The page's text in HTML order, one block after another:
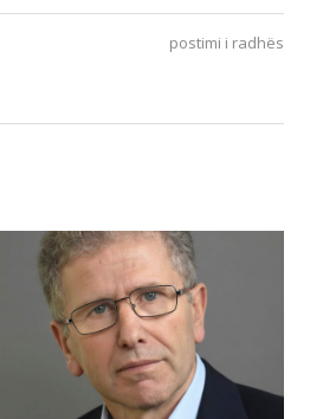
postimi i radhës